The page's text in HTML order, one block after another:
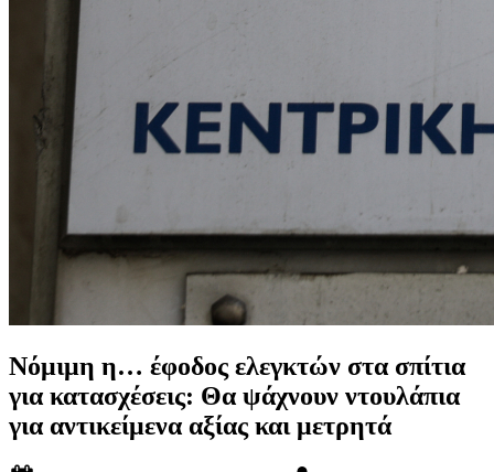
Nόμιμη η… έφοδος ελεγκτών στα σπίτια
για κατασχέσεις: Θα ψάχνουν ντουλάπια
για αντικείμενα αξίας και μετρητά